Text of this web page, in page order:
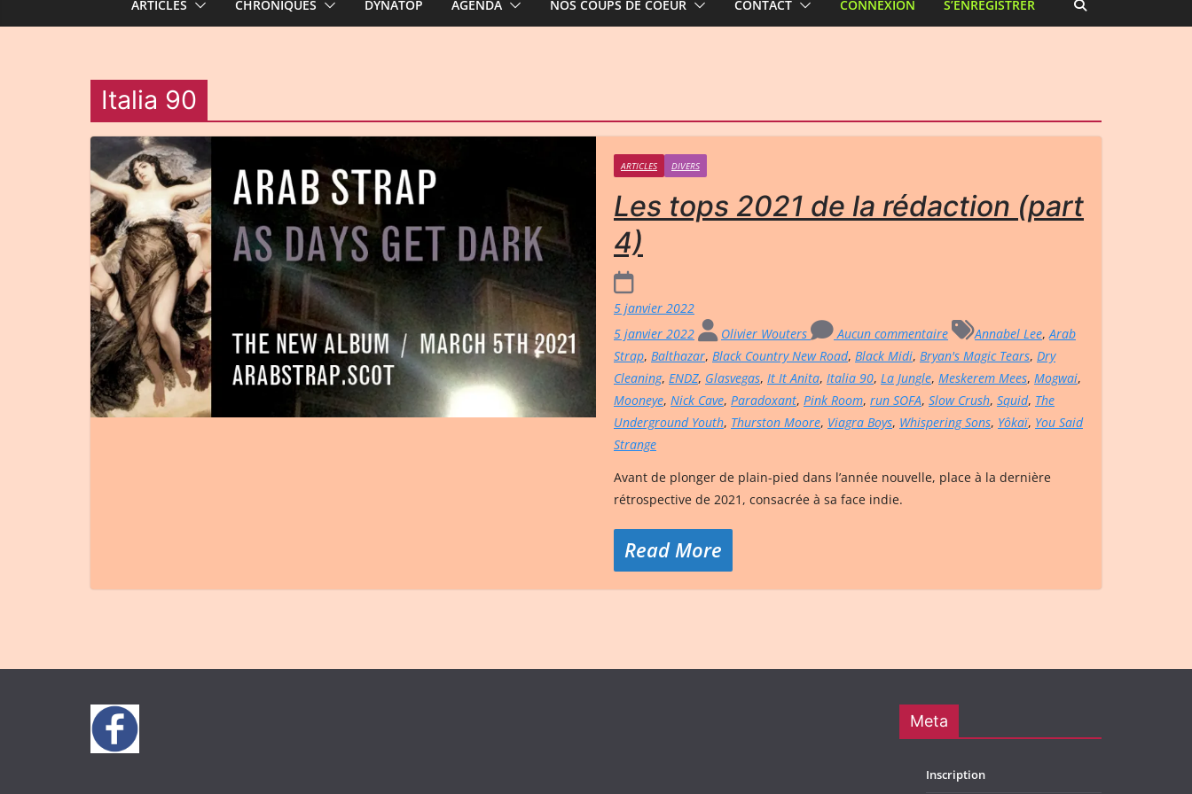
ARTICLES CHRONIQUES DYNATOP AGENDA NOS COUPS DE COEUR CONTACT CONNEXION S’ENREGISTRER
Italia 90
ARTICLES DIVERS
Les tops 2021 de la rédaction (part
4)
5 janvier 2022
5 janvier 2022
Olivier Wouters Aucun commentaire Annabel Lee,Arab
Strap, Balthazar, Black Country New Road, Black Midi, Bryan's Magic Tears, Dry
Cleaning, ENDZ, Glasvegas, It It Anita, Italia 90, La Jungle, Meskerem Mees, Mogwai,
Mooneye, Nick Cave, Paradoxant, Pink Room, run SOFA, Slow Crush, Squid, The
Underground Youth, Thurston Moore, Viagra Boys, Whispering Sons, Yôkaï, You Said
Strange
Avant de plonger de plain-pied dans l’année nouvelle, place à la dernière
rétrospective de 2021, consacrée à sa face indie.
Read More
Meta
Inscription